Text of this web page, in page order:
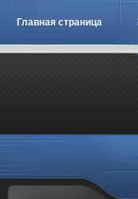
Главная страница